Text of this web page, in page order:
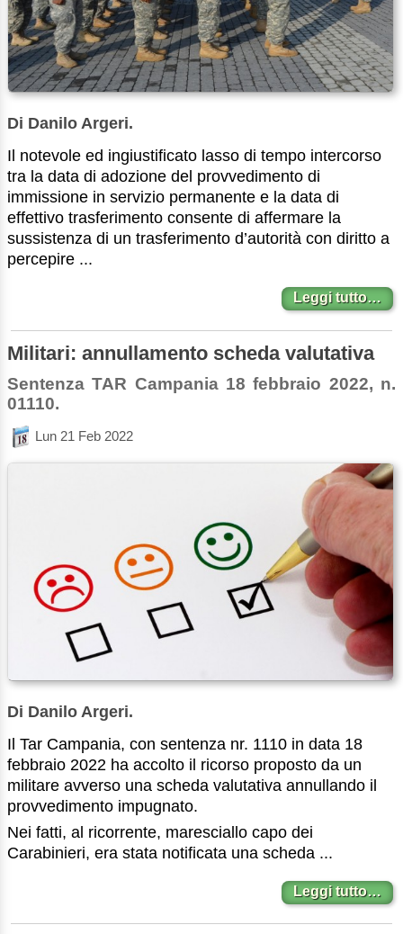
Di Danilo Argeri.
Il notevole ed ingiustificato lasso di tempo intercorso
tra la data di adozione del provvedimento di
immissione in servizio permanente e la data di
effettivo trasferimento consente di affermare la
sussistenza di un trasferimento d’autorità con diritto a
percepire ...
Leggi tutto…
Militari: annullamento scheda valutativa
Sentenza TAR Campania 18 febbraio 2022, n.
01110.
Lun 21 Feb 2022
Di Danilo Argeri.
Il Tar Campania, con sentenza nr. 1110 in data 18
febbraio 2022 ha accolto il ricorso proposto da un
militare avverso una scheda valutativa annullando il
provvedimento impugnato.
Nei fatti, al ricorrente, maresciallo capo dei
Carabinieri, era stata notificata una scheda ...
Leggi tutto…